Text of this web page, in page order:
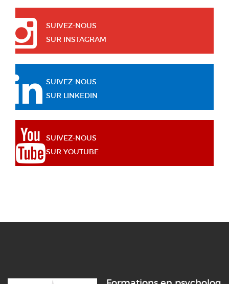
SUIVEZ-NOUS
SUR INSTAGRAM
SUIVEZ-NOUS
SUR LINKEDIN
SUIVEZ-NOUS
SUR YOUTUBE